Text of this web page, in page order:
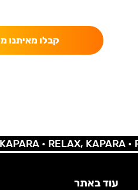
קבלו מאיתנו
•RELAX, KAPARA •
עוד באתר